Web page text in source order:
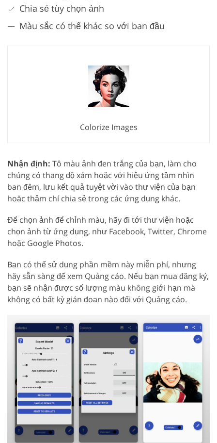
Chia sẻ tùy chọn ảnh
Màu sắc có thể khác so với ban đầu
Colorize Images
Nhận định: Tô màu ảnh đen trắng của bạn, làm cho
chúng có thang độ xám hoặc với hiệu ứng tầm nhìn
ban đêm, lưu kết quả tuyệt vời vào thư viện của bạn
hoặc thậm chí chia sẻ trong các ứng dụng khác.
Để chọn ảnh để chỉnh màu, hãy đi tới thư viện hoặc
chọn ảnh từ ứng dụng, như Facebook, Twitter, Chrome
hoặc Google Photos.
Bạn có thể sử dụng phần mềm này miễn phí, nhưng
hãy sẵn sàng để xem Quảng cáo. Nếu bạn mua đăng ký,
bạn sẽ nhận được số lượng màu không giới hạn mà
không có bất kỳ gián đoạn nào đối với Quảng cáo.